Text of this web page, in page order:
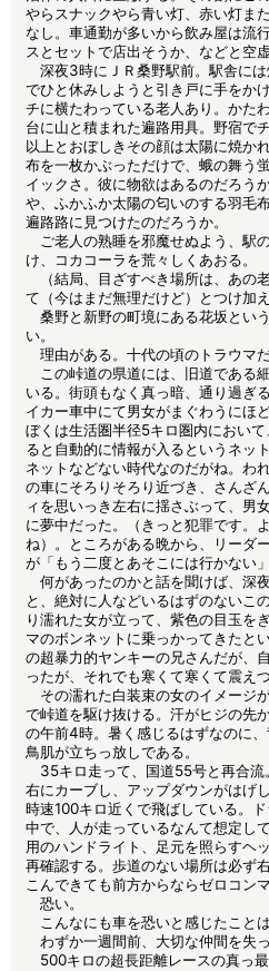
やらスナックやら青い灯、赤い灯ま
なし。車通勤が多いから飲み屋は流
スとセットで店出そうか、などと空
深夜3時にＪＲ桑野駅前。駅舎に
でひと休みしようと引き戸に手をか
チに横たわっている老人あり。かた
台に山と積まれた遍路用具。野宿で
以上とおぼしきその顔は太陽に焼か
布を一枚かぶっただけで、蛾の舞う
イックさ。彼に物欲はあるのだろう
や、ふかふか太陽の匂いのする羽毛
遍路路に見つけたのだろうか。
ご老人の熟睡を邪魔せぬよう、駅
け、コカコーラを荒々しくあおる。
（結局、目ざすべき場所は、あの
て（今はまだ無理だけど）とつけ加え
桑野と新野の町境にある花坂とい
い。
理由がある。十代の頃のトラウマだ
この峠道の県道には、旧道である
いる。街頭もなく真っ暗、通り過ぎ
イカー車中にて男女がまぐわうにほ
ぼくは生活圏半径5キロ圏内におい
ると自動的に情報が入るというネッ
ネットなどない時代なのだがね。わ
の車にそろりそろり近づき、さんざ
ィを思いっき左右に揺さぶって、男
に夢中だった。（きっと犯罪です。
ね）。ところがある晩から、リーダ
が「もう二度とあそこには行かない
何があったのかと話を聞けば、深
と、絶対に人などいるはずのないこ
り濡れた女が立って、紫色の目玉を
マのボンネットに乗っかってきたと
の超暴力的ヤンキーの兄さんだが、
ったが、それでも寒くて寒くて震え
その濡れた白装束の女のイメージ
で峠道を駆け抜ける。汗がヒジの先
の午前4時。暑く感じるはずなのに
鳥肌が立ちっ放しである。
35キロ走って、国道55号と再合流
右にカーブし、アップダウンがはげ
時速100キロ近くで飛ばしている。
中で、人が走っているなんて想定し
用のハンドライト、足元を照らすヘ
再確認する。歩道のない場所は必ず
こんできても前方からならゼロコン
恐い。
こんなにも車を恐いと感じたことは
わずか一週間前、大切な仲間を失っ
500キロの超長距離レースの真っ